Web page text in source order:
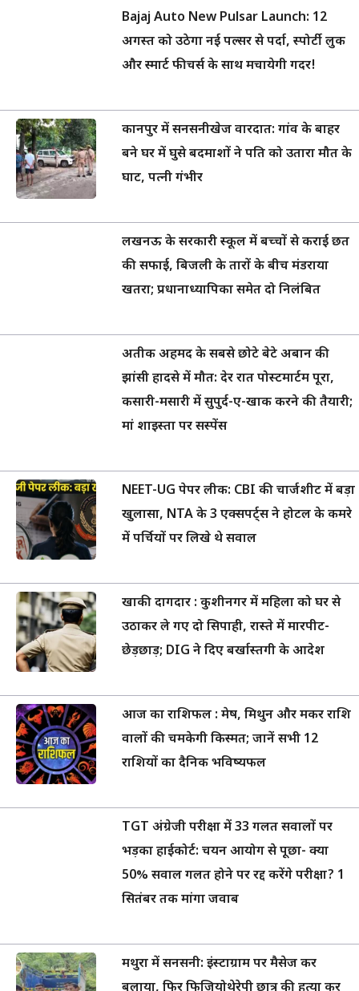
Bajaj Auto New Pulsar Launch: 12
अगस्त को उठेगा नई पल्सर से पर्दा, स्पोर्टी लुक
और स्मार्ट फीचर्स के साथ मचायेगी गदर!
कानपुर में सनसनीखेज वारदात: गांव के बाहर
बने घर में घुसे बदमाशों ने पति को उतारा मौत के
घाट, पत्नी गंभीर
लखनऊ के सरकारी स्कूल में बच्चों से कराई छत
की सफाई, बिजली के तारों के बीच मंडराया
खतरा; प्रधानाध्यापिका समेत दो निलंबित
अतीक अहमद के सबसे छोटे बेटे अबान की
झांसी हादसे में मौत: देर रात पोस्टमार्टम पूरा,
कसारी-मसारी में सुपुर्द-ए-खाक करने की तैयारी;
मां शाइस्ता पर सस्पेंस
NEET-UG पेपर लीक: CBI की चार्जशीट में बड़ा
खुलासा, NTA के 3 एक्सपर्ट्स ने होटल के कमरे
में पर्चियों पर लिखे थे सवाल
खाकी दागदार : कुशीनगर में महिला को घर से
उठाकर ले गए दो सिपाही, रास्ते में मारपीट-
छेड़छाड़; DIG ने दिए बर्खास्तगी के आदेश
आज का राशिफल : मेष, मिथुन और मकर राशि
वालों की चमकेगी किस्मत; जानें सभी 12
राशियों का दैनिक भविष्यफल
TGT अंग्रेजी परीक्षा में 33 गलत सवालों पर
भड़का हाईकोर्ट: चयन आयोग से पूछा- क्या
50% सवाल गलत होने पर रद्द करेंगे परीक्षा? 1
सितंबर तक मांगा जवाब
मथुरा में सनसनी: इंस्टाग्राम पर मैसेज कर